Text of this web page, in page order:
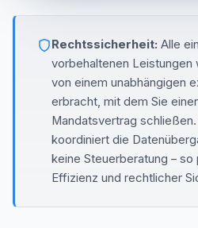
Rechtssicherheit: Alle
vorbehaltenen Leistungen
von einem unabhängigen
erbracht, mit dem Sie
Mandatsvertrag
koordiniert die
keine Steuerberatung –
Effizienz und rechtlicher